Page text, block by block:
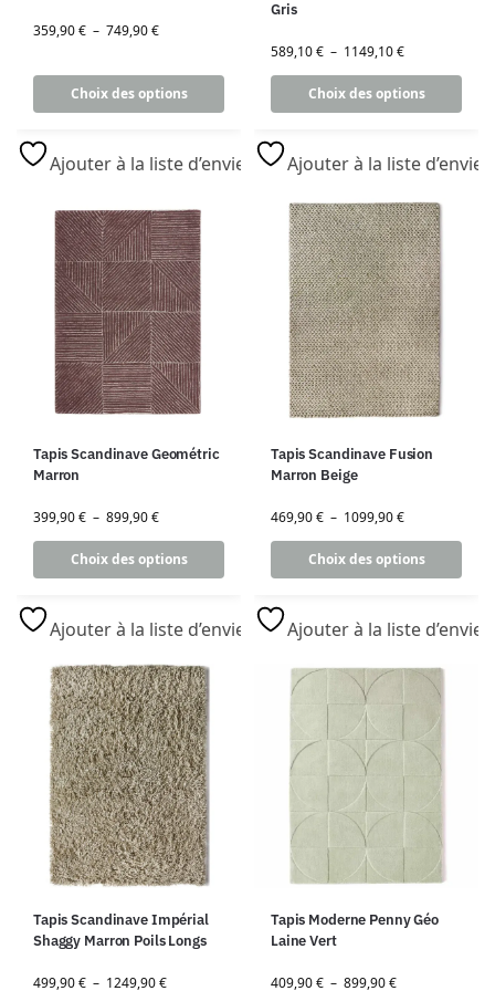
359,90€ – 749,90€
Choix des options
Ajouter à la liste d’envies
Gris
589,10€ – 1149,10€
Choix des options
Ajouter à la liste d’envies
Tapis Scandinave Geométric
Marron
399,90€ – 899,90€
Choix des options
Ajouter à la liste d’envies
Tapis Scandinave Fusion
Marron Beige
469,90€ – 1099,90€
Choix des options
Ajouter à la liste d’envies
Tapis Scandinave Impérial
Shaggy Marron Poils Longs
499,90€ – 1249,90€
Tapis Moderne Penny Géo
Laine Vert
409,90€ – 899,90€